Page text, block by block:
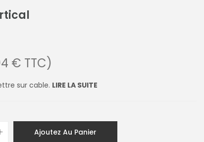
€ TTC)
sur cable. LIRE LA SUITE
Ajoutez Au Panier